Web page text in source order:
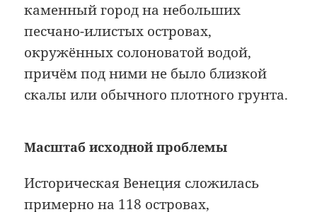
каменный город на небольших
песчано-илистых островах,
окружённых солоноватой водой,
причём под ними не было близкой
скалы или обычного плотного грунта.
Масштаб исходной проблемы
Историческая Венеция сложилась
примерно на 118 островах,